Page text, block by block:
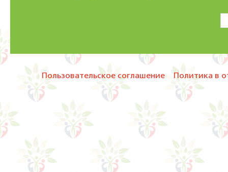
Пользовательское соглашение Политика в